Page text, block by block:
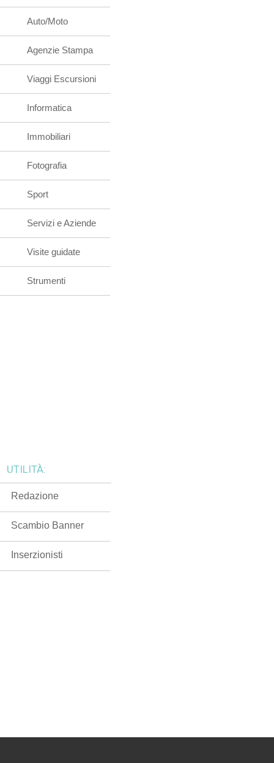
Auto/Moto
Agenzie Stampa
Viaggi Escursioni
Informatica
Immobiliari
Fotografia
Sport
Servizi e Aziende
Visite guidate
Strumenti
UTILITÀ:
Redazione
Scambio Banner
Inserzionisti